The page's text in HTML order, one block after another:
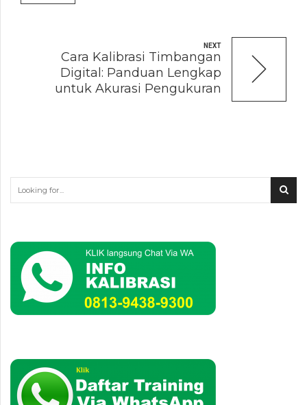
NEXT
Cara Kalibrasi Timbangan
Digital: Panduan Lengkap
untuk Akurasi Pengukuran